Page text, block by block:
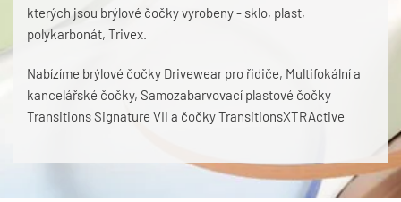
kterých jsou brýlové čočky vyrobeny - sklo, plast,
polykarbonát, Trivex.
Nabízíme brýlové čočky Drivewear pro řidiče, Multifokální a
kancelářské čočky, Samozabarvovací plastové čočky
Transitions Signature VII a čočky TransitionsXTRActive